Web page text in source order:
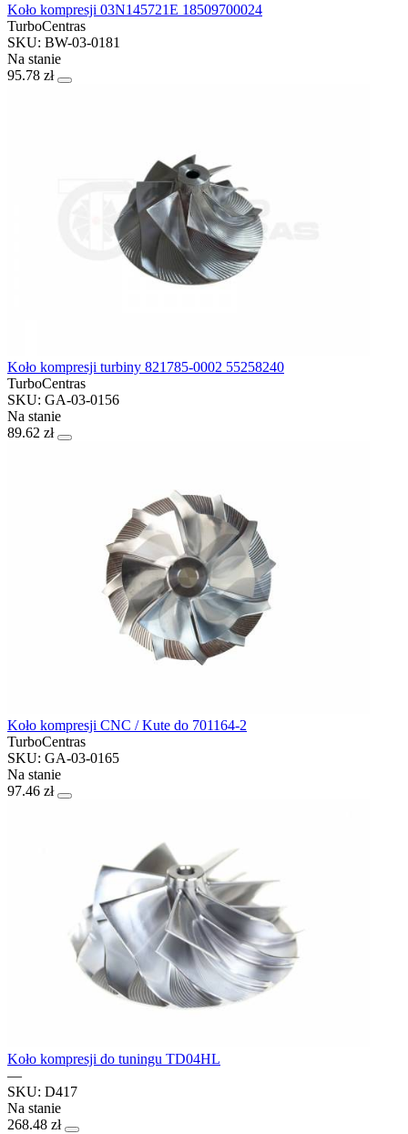
Koło kompresji 03N145721E 18509700024
TurboCentras
SKU: BW-03-0181
Na stanie
95.78 zł
Koło kompresji turbiny 821785-0002 55258240
TurboCentras
SKU: GA-03-0156
Na stanie
89.62 zł
Koło kompresji CNC / Kute do 701164-2
TurboCentras
SKU: GA-03-0165
Na stanie
97.46 zł
Koło kompresji do tuningu TD04HL
—
SKU: D417
Na stanie
268.48 zł